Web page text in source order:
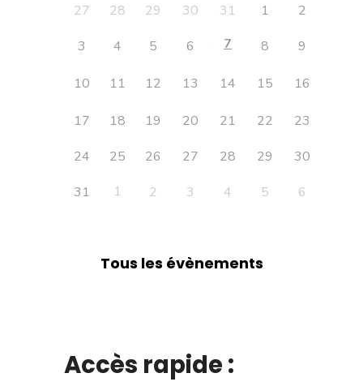
27 28 29 30 31 1
2
3
4 5 6 7 8 9
10 11 12 13 14 15 16
17 18 19 20 21 22
23
24
25 26 27 28 29
30
31
1 2 3 4 5 6
Tous les évènements
Accès rapide :